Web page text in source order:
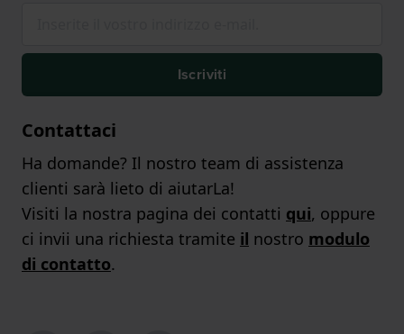
Iscriviti
Contattaci
Ha domande? Il nostro team di assistenza
clienti sarà lieto di aiutarLa!
Visiti la nostra pagina dei contatti qui, oppure
ci invii una richiesta tramite il nostro modulo
di contatto.